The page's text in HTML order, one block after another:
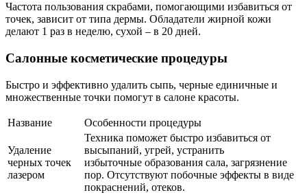
Частота пользования скрабами, помогающими избавиться от
точек, зависит от типа дермы. Обладатели жирной кожи
делают 1 раз в неделю, сухой – в 20 дней.
Салонные косметические процедуры
Быстро и эффективно удалить сыпь, черные единичные и
множественные точки помогут в салоне красоты.
Название Особенности процедуры
Удаление
черных точек
лазером
Техника поможет быстро избавиться от
высыпаний, угрей, устранить
избыточные образования сала, загрязнение
пор. Отсутствуют побочные эффекты в виде
покраснений, отеков.